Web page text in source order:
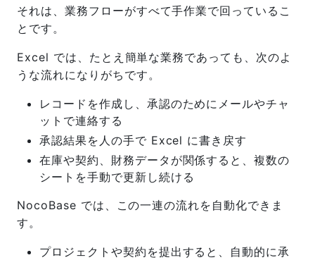
それは、業務フローがすべて手作業で回っているこ
とです。
Excel では、たとえ簡単な業務であっても、次のよ
うな流れになりがちです。
レコードを作成し、承認のためにメールやチャ
ットで連絡する
承認結果を人の手で Excel に書き戻す
在庫や契約、財務データが関係すると、複数の
シートを手動で更新し続ける
NocoBase では、この一連の流れを自動化できま
す。
プロジェクトや契約を提出すると、自動的に承